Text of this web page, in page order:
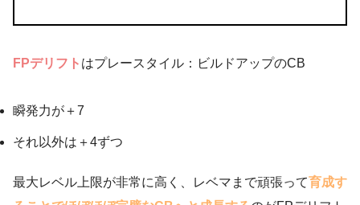
FPデリフト はプレースタイル：ビルドアップのCB
瞬発力が＋7
それ以外は＋4ずつ
最大レベル上限が非常に高く、レベマまで頑張って育成す